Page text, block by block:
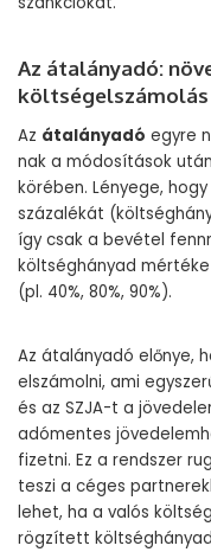
Az átalányadó:
költségelszámolás
Az átalányadó egyre
nak a módosítások
körében. Lényege,
százalékát
így csak a bevétel
költséghányad
(pl. 40%, 80%, 90%).
Az átalányadó előnye,
elszámolni, ami
és az SZJA-t a
adómentes
fizetni. Ez a rendszer
teszi a céges
lehet, ha a valós
rögzített